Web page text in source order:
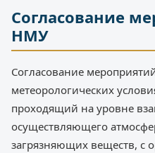
Согласование
НМУ
Согласование
метеорологических
проходящий на уровне
осуществляющего
загрязняющих веществ, с